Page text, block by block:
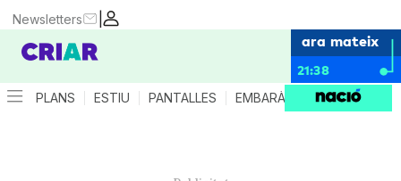
|
Newsletters
ara mateix
21:38
PLANS ESTIU PANTALLES EMBARÀS CRIANÇA